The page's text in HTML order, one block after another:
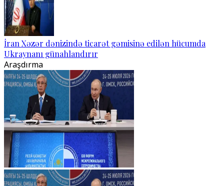
İran Xəzər dənizində ticarət gəmisinə edilən hücumda
Ukraynanı günahlandırır
Araşdırma